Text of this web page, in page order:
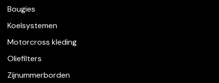
Bougies
Koelsystemen
Motorcross kleding
Oliefilters
Zijnummerborden